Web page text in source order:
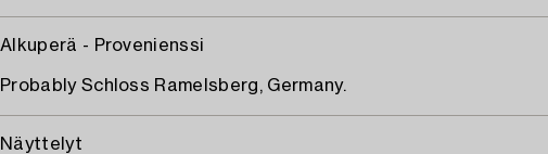
Alkuperä - Provenienssi
Probably Schloss Ramelsberg, Germany.
Näyttelyt